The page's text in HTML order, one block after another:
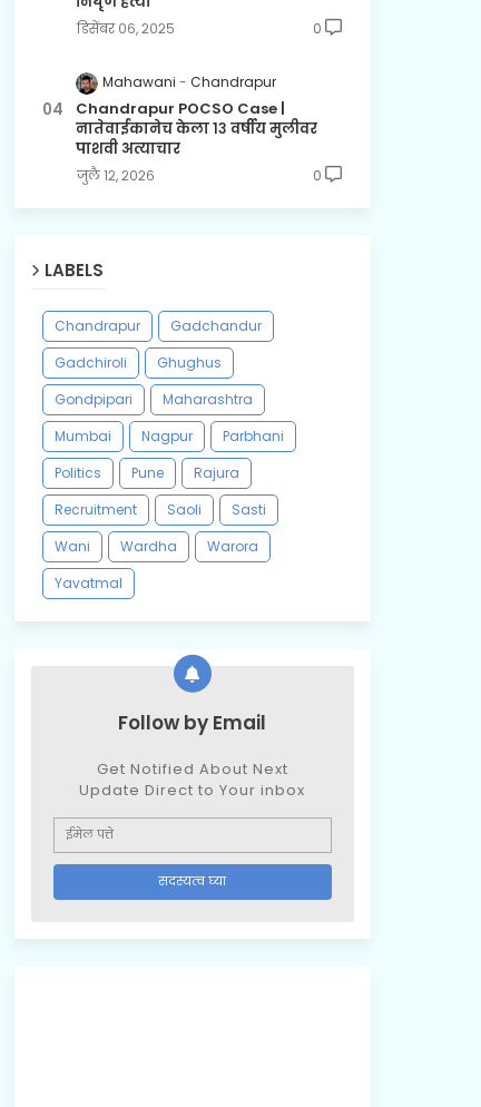
डिसेंबर ०६, २०२५ 0
Mahawani Chandrapur
Chandrapur POCSO Case |
नातेवाईकानेच केला १३ वर्षीय मुलीवर
पाशवी अत्याचार
जुलै १२, २०२६ 0
LABELS
Chandrapur
Gadchandur
Gadchiroli
Ghughus
Gondpipari
Maharashtra
Mumbai
Nagpur
Parbhani
Politics
Pune
Rajura
Recruitment
Saoli
Sasti
Wani
Wardha
Warora
Yavatmal
Follow by Email
Get Notified About Next
Update Direct to Your inbox